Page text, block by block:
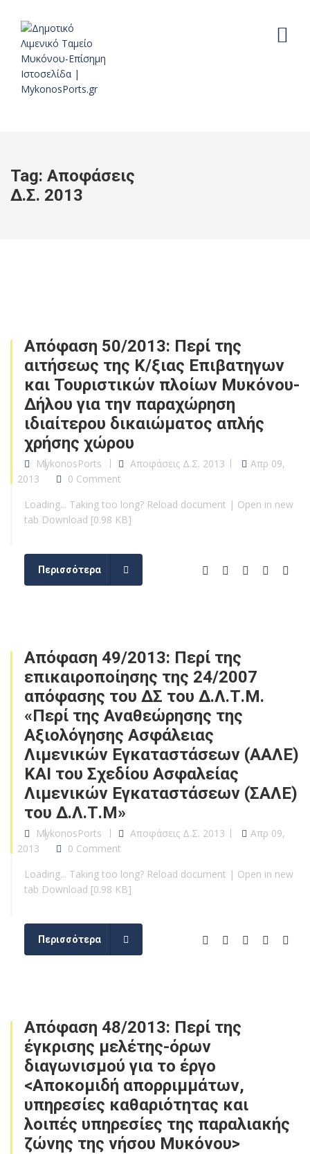
Tag: Αποφάσεις
Δ.Σ. 2013
Απόφαση 50/2013: Περί της
αιτήσεως της Κ/ξιας Επιβατηγων
και Τουριστικών πλοίων Μυκόνου-
Δήλου για την παραχώρηση
ιδιαίτερου δικαιώματος απλής
χρήσης χώρου
MykonosPorts Αποφάσεις Δ.Σ. 2013
Απρ 09,
2013
0 Comment
Loading... Taking too long? Reload document | Open in new
tab Download [0.98 KB]
Περισσότερα
Απόφαση 49/2013: Περί της
επικαιροποίησης της 24/2007
απόφασης του ΔΣ του Δ.Λ.Τ.Μ.
«Περί της Αναθεώρησης της
Αξιολόγησης Ασφάλειας
Λιμενικών Εγκαταστάσεων (ΑΑΛΕ)
ΚΑΙ του Σχεδίου Ασφαλείας
Λιμενικών Εγκαταστάσεων (ΣΑΛΕ)
του Δ.Λ.Τ.Μ»
MykonosPorts Αποφάσεις Δ.Σ. 2013
Απρ 09,
2013
0 Comment
Loading... Taking too long? Reload document | Open in new
tab Download [0.98 KB]
Περισσότερα
Απόφαση 48/2013: Περί της
έγκρισης μελέτης-όρων
διαγωνισμού για το έργο
<Αποκομιδή απορριμμάτων,
υπηρεσίες καθαριότητας και
λοιπές υπηρεσίες της παραλιακής
ζώνης της νήσου Μυκόνου>